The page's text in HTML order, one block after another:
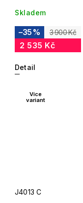
Skladem
3 900 Kč
–35 %
2 535 Kč
Detail
Více
variant
J4013 C